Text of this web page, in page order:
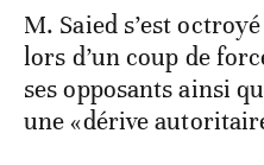
M. Saied s’est
lors d’un coup de
ses opposants ainsi
une «dérive